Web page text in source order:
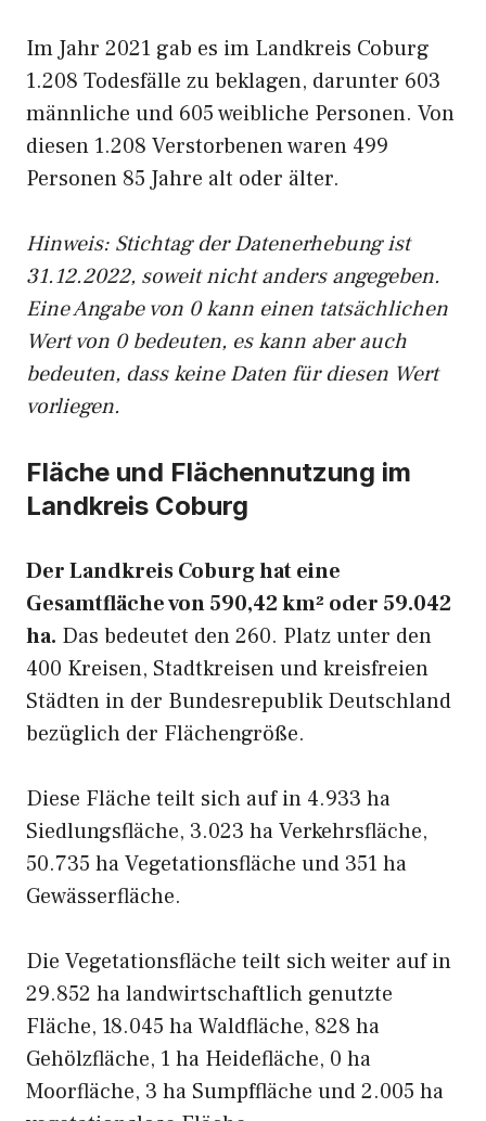
Im Jahr 2021 gab es im Landkreis Coburg
1.208 Todesfälle zu beklagen, darunter 603
männliche und 605 weibliche Personen. Von
diesen 1.208 Verstorbenen waren 499
Personen 85 Jahre alt oder älter.
Hinweis: Stichtag der Datenerhebung ist
31.12.2022, soweit nicht anders angegeben.
Eine Angabe von 0 kann einen tatsächlichen
Wert von 0 bedeuten, es kann aber auch
bedeuten, dass keine Daten für diesen Wert
vorliegen.
Fläche und Flächennutzung im
Landkreis Coburg
Der Landkreis Coburg hat eine
Gesamtfläche von 590,42 km² oder 59.042
ha. Das bedeutet den 260. Platz unter den
400 Kreisen, Stadtkreisen und kreisfreien
Städten in der Bundesrepublik Deutschland
bezüglich der Flächengröße.
Diese Fläche teilt sich auf in 4.933 ha
Siedlungsfläche, 3.023 ha Verkehrsfläche,
50.735 ha Vegetationsfläche und 351 ha
Gewässerfläche.
Die Vegetationsfläche teilt sich weiter auf in
29.852 ha landwirtschaftlich genutzte
Fläche, 18.045 ha Waldfläche, 828 ha
Gehölzfläche, 1 ha Heidefläche, 0 ha
Moorfläche, 3 ha Sumpffläche und 2.005 ha